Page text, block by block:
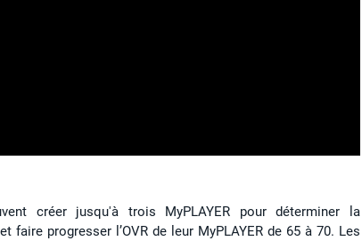
créer jusqu'à trois MyPLAYER pour déterminer la
progresser l’OVR de leur MyPLAYER de 65 à 70. Les